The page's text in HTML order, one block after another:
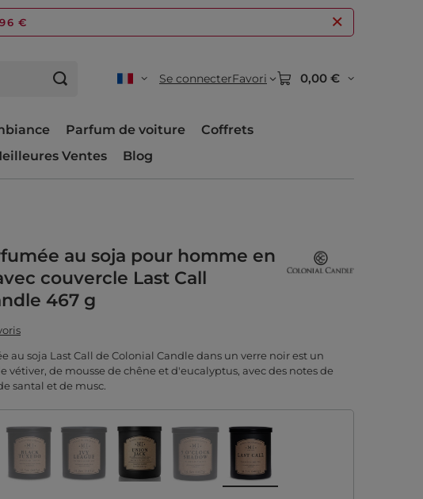
€
Se connecterFavori 0,00 €
Parfum de voiture
Coffrets
Ventes Blog
au soja pour homme en
couvercle Last Call
467 g
au soja Last Call de Colonial Candle dans un verre noir est un
vétiver, de mousse de chêne et d'eucalyptus, avec des notes de
santal et de musc.